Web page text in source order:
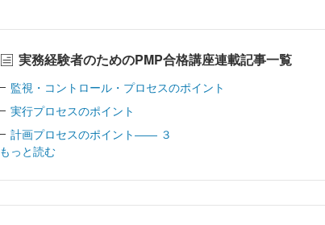
実務経験者のためのPMP合格講座連載記事一覧
監視・コントロール・プロセスのポイント
実行プロセスのポイント
計画プロセスのポイント―― ３
もっと読む